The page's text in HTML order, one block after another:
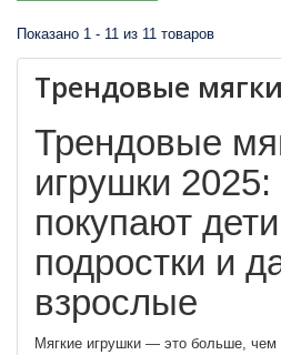
Показано 1 - 11 из 11 товаров
Трендовые
Трендовые
игрушки 2025:
покупают
подростки и
взрослые
Мягкие игрушки — это больше, чем